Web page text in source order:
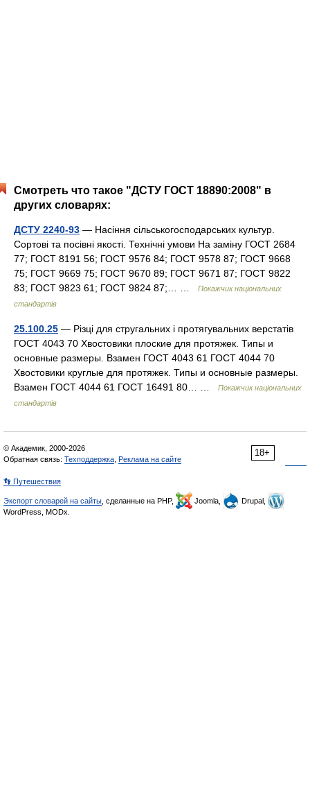
Смотреть что такое "ДСТУ ГОСТ 18890:2008" в
других словарях:
ДСТУ 2240-93 — Насіння сільськогосподарських культур.
Сортові та посівні якості. Технічні умови На заміну ГОСТ 2684
77; ГОСТ 8191 56; ГОСТ 9576 84; ГОСТ 9578 87; ГОСТ 9668
75; ГОСТ 9669 75; ГОСТ 9670 89; ГОСТ 9671 87; ГОСТ 9822
83; ГОСТ 9823 61; ГОСТ 9824 87;… …
Покажчик національних
стандартів
25.100.25 — Різці для стругальних і протягувальних верстатів
ГОСТ 4043 70 Хвостовики плоские для протяжек. Типы и
основные размеры. Взамен ГОСТ 4043 61 ГОСТ 4044 70
Хвостовики круглые для протяжек. Типы и основные размеры.
Взамен ГОСТ 4044 61 ГОСТ 16491 80… …
Покажчик національних
стандартів
18+
© Академик, 2000-2026
Обратная связь: Техподдержка Реклама на сайте
👣 Путешествия
Экспорт словарей на сайты , сделанные на PHP, Joomla,
Drupal,
WordPress, MODx.